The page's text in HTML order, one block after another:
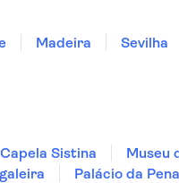
Madeira Sevilha
Capela Sistina Museu
Palácio da Pena